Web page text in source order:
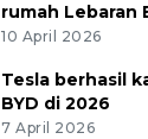
rumah Lebaran
10 April 2026
Tesla berhasil
BYD di 2026
7 April 2026